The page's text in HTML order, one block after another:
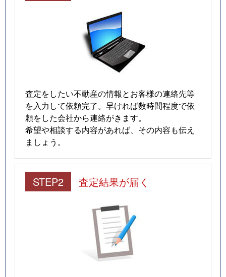
査定をしたい不動産の情報とお客様の連絡先等
を入力して依頼完了。早ければ数時間程度で依
頼をした会社から連絡がきます。
希望や相談する内容があれば、その内容も伝え
ましょう。
STEP2 査定結果が届く